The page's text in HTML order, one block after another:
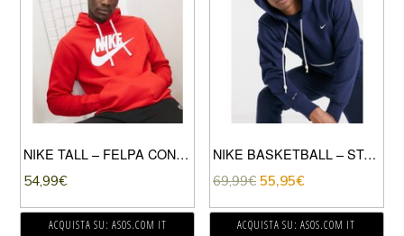
NIKE TALL – FELPA CON CAPPUCCIO CON LOGO GRANDE ROSSO
54,99€
ACQUISTA SU: ASOS.COM IT
NIKE BASKETBALL – STANDARD ISSUE – FELPA CON CAPPUCCIO BLU NAVY
69,99€ 55,95€
ACQUISTA SU: ASOS.COM IT